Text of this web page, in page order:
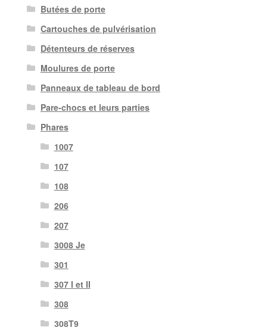
Butées de porte
Cartouches de pulvérisation
Détenteurs de réserves
Moulures de porte
Panneaux de tableau de bord
Pare-chocs et leurs parties
Phares
1007
107
108
206
207
3008 Je
301
307 I et II
308
308T9